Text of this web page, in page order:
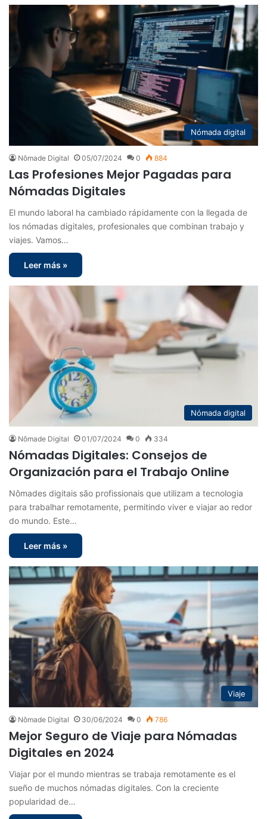
Nómada digital
Nômade Digital 05/07/2024 0 884
Las Profesiones Mejor Pagadas para
Nómadas Digitales
El mundo laboral ha cambiado rápidamente con la llegada de
los nómadas digitales, profesionales que combinan trabajo y
viajes. Vamos…
Leer más »
Nómada digital
Nômade Digital 01/07/2024 0 334
Nómadas Digitales: Consejos de
Organización para el Trabajo Online
Nômades digitais são profissionais que utilizam a tecnologia
para trabalhar remotamente, permitindo viver e viajar ao redor
do mundo. Este…
Leer más »
Viaje
Nômade Digital 30/06/2024 0 786
Mejor Seguro de Viaje para Nómadas
Digitales en 2024
Viajar por el mundo mientras se trabaja remotamente es el
sueño de muchos nómadas digitales. Con la creciente
popularidad de…